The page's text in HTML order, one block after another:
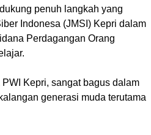
penuh langkah yang
Indonesa (JMSI) Kepri dalam
Perdagangan Orang
Kepri, sangat bagus dalam
generasi muda terutama